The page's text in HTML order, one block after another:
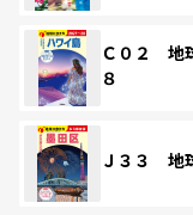
Ｃ０２ 地
８
Ｊ３３ 地